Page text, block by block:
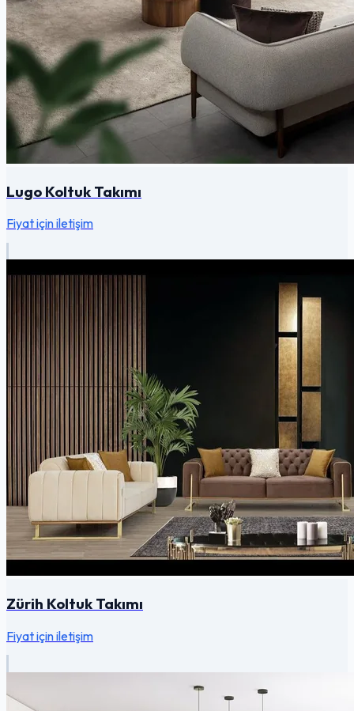
Lugo Koltuk Takımı
Fiyat için iletişim
Zürih Koltuk Takımı
Fiyat için iletişim